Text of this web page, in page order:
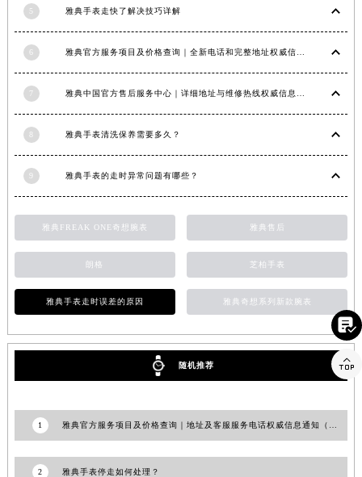
5 雅典手表走快了解决技巧详解
6
7
8 雅典手表清洗保养需要多久？
9 雅典手表的走时异常问题有哪些？
雅典FREAK ONE奇想腕表 雅典售后
朗格 芝柏手表
雅典手表走时误差的原因 雅典奇想系列新款腕表
随机推荐
1
2 雅典手表停走如何处理？

